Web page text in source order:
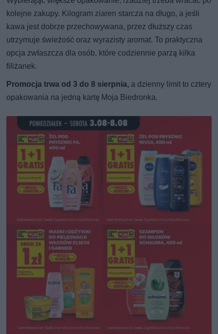
kolejne zakupy. Kilogram ziaren starcza na długo, a jeśli
kawa jest dobrze przechowywana, przez dłuższy czas
utrzymuje świeżość oraz wyrazisty aromat. To praktyczna
opcja zwłaszcza dla osób, które codziennie parzą kilka
filiżanek.
Promocja trwa od 3 do 8 sierpnia, a dzienny limit to cztery
opakowania na jedną kartę Moja Biedronka.